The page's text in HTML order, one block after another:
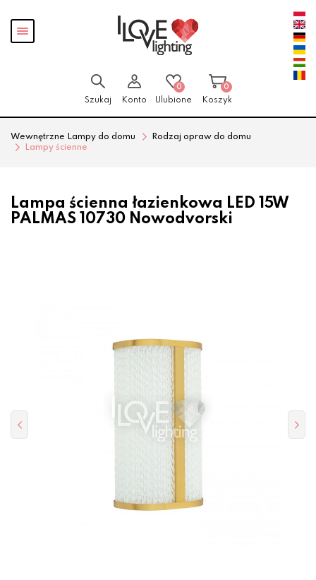
Pokaż
menu
Szukaj Konto
0
Ulubione
0
Koszyk
Wewnętrzne Lampy do domu
Rodzaj opraw do domu
Lampy ścienne
Lampa ścienna łazienkowa LED 15W
PALMAS 10730 Nowodvorski